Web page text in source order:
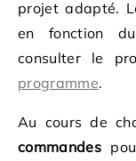
projet adapté.
en fonction
consulter le
programme.
Au cours de
commandes